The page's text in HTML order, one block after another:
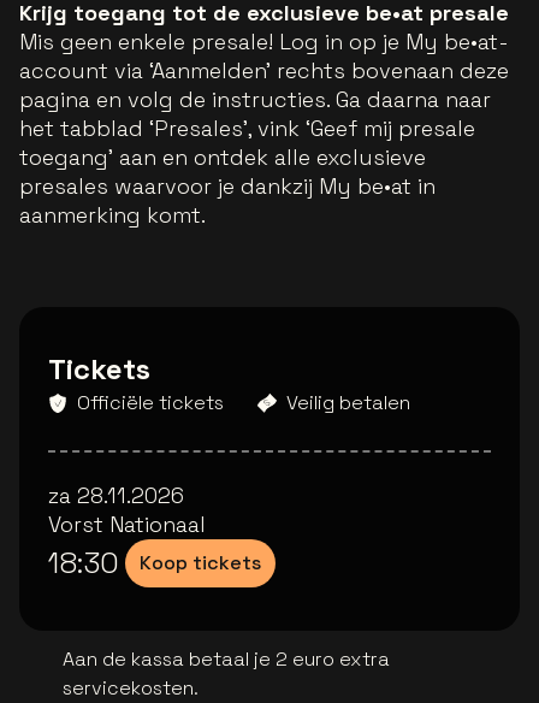
Krijg toegang tot de exclusieve be•at presale
Mis geen enkele presale! Log in op je My be•at-
account via ‘Aanmelden’ rechts bovenaan deze
pagina en volg de instructies. Ga daarna naar
het tabblad ‘Presales’, vink ‘Geef mij presale
toegang’ aan en ontdek alle exclusieve
presales waarvoor je dankzij My be•at in
aanmerking komt.
Tickets
Officiële tickets Veilig betalen
za 28.11.2026
Vorst Nationaal
18:30 Koop tickets
Aan de kassa betaal je 2 euro extra
servicekosten.